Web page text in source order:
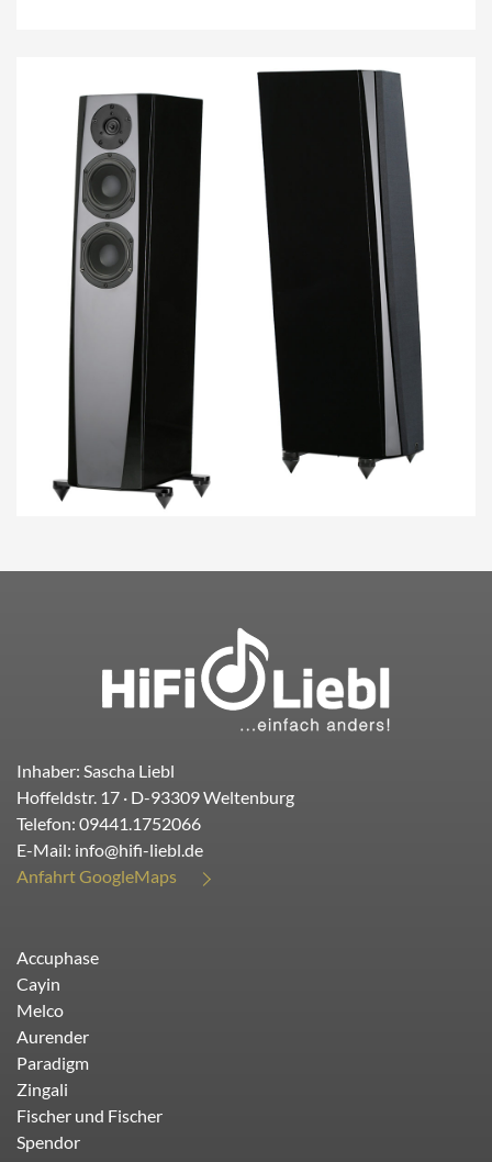
Inhaber: Sascha Liebl
Hoffeldstr. 17 · D-93309Weltenburg
Telefon: 09441.1752066
E-Mail: info@hifi-liebl.de
Anfahrt GoogleMaps
Accuphase
Cayin
Melco
Aurender
Paradigm
Zingali
Fischer und Fischer
Spendor